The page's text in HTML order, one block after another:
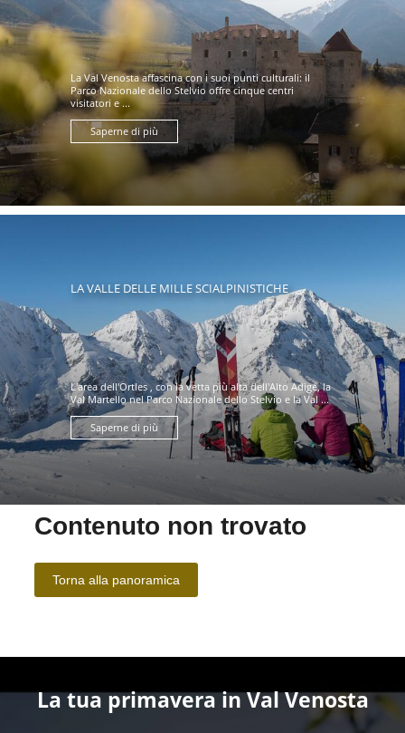
La Val Venosta affascina con i suoi punti culturali: il
Parco Nazionale dello Stelvio offre cinque centri
visitatori e ...
Saperne di più
LA VALLE DELLE MILLE SCIALPINISTICHE
L'area dell'Ortles , con la vetta più alta dell'Alto Adige, la
Val Martello nel Parco Nazionale dello Stelvio e la Val ...
Saperne di più
La tua primavera in Val Venosta